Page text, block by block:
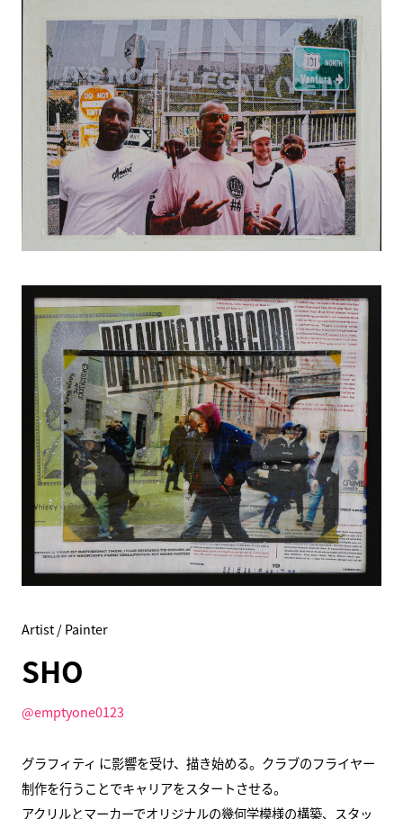
Artist / Painter
SHO
@emptyone0123
グラフィティ に影響を受け、描き始める。クラブのフライヤー
制作を行うことでキャリアをスタートさせる。
アクリルとマーカーでオリジナルの幾何学模様の構築、スタッ